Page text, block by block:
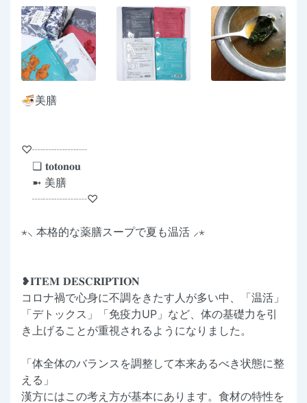
🍜美膳
♡┈┈┈┈┈
❏ 𝐭𝐨𝐭𝐨𝐧𝐨𝐮
➼ 美膳
┈┈┈┈┈♡
⋆⸜ 本格的な薬膳スープで夏も温活 ⸝⋆
❥𝐈𝐓𝐄𝐌 𝐃𝐄𝐒𝐂𝐑𝐈𝐏𝐓𝐈𝐎𝐍
コロナ禍で心身に不調をきたす人が多い中、「温活」
「デトックス」「免疫力UP」など、体の基礎力を引
き上げることが重視されるようになりました。
「体全体のバランスを調整して本来あるべき状態に整
える」
漢方にはこの考え方が基本にあります。食材の特性を